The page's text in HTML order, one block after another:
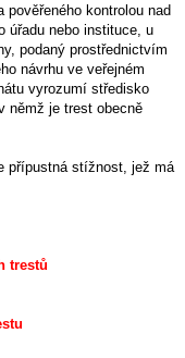
pověřeného kontrolou nad
úřadu nebo instituce, u
podaný prostřednictvím
návrhu ve veřejném
vyrozumí středisko
němž je trest obecně
přípustná stížnost, jež má
trestů